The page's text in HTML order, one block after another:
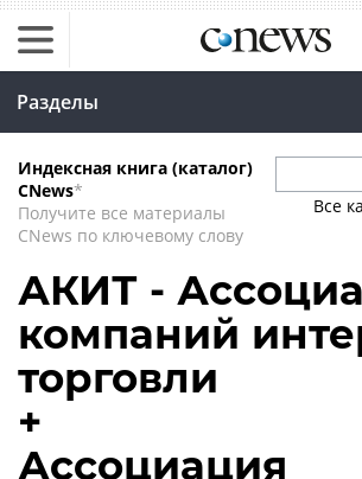
Разделы
Индексная книга (каталог)
CNews*
Получите все материалы
CNews по ключевому слову
Все
АКИТ -
компаний
торговли
+
Ассоциация